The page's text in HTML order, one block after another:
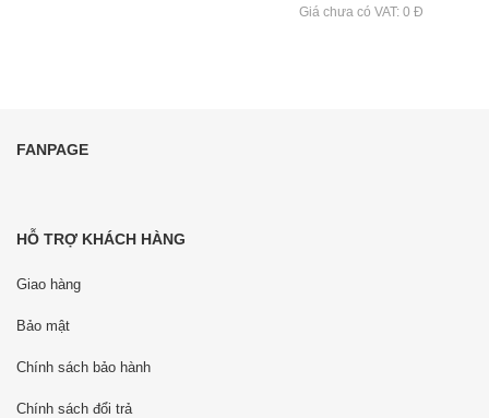
Giá chưa có VAT: 0 Đ
FANPAGE
HỖ TRỢ KHÁCH HÀNG
Giao hàng
Bảo mật
Chính sách bảo hành
Chính sách đổi trả